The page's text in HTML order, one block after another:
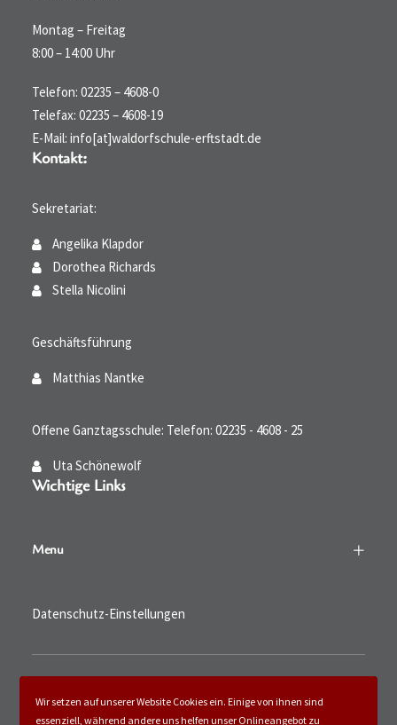
Montag – Freitag
8:00 – 14:00 Uhr
Telefon: 02235 – 4608-0
Telefax: 02235 – 4608-19
E-Mail: info[at]waldorfschule-erftstadt.de
Kontakt:
Sekretariat:
Angelika Klapdor
Dorothea Richards
Stella Nicolini
Geschäftsführung
Matthias Nantke
Offene Ganztagsschule: Telefon: 02235 - 4608 - 25
Uta Schönewolf
Wichtige Links
Menu
Datenschutz-Einstellungen
Wir setzen auf unserer Website Cookies ein. Einige von ihnen sind
essenziell, während andere uns helfen unser Onlineangebot zu